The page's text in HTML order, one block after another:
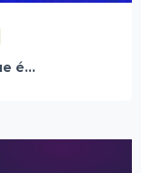
é...